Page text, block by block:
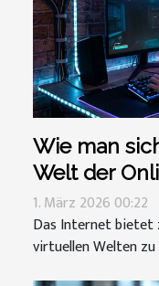
Wie man
Welt der
1. März 2026 00:22
Das Internet bietet
virtuellen Welten zu